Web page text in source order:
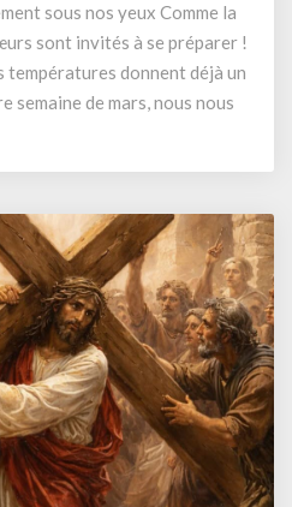
sous nos yeux Comme la
sont invités à se préparer !
températures donnent déjà un
semaine de mars, nous nous